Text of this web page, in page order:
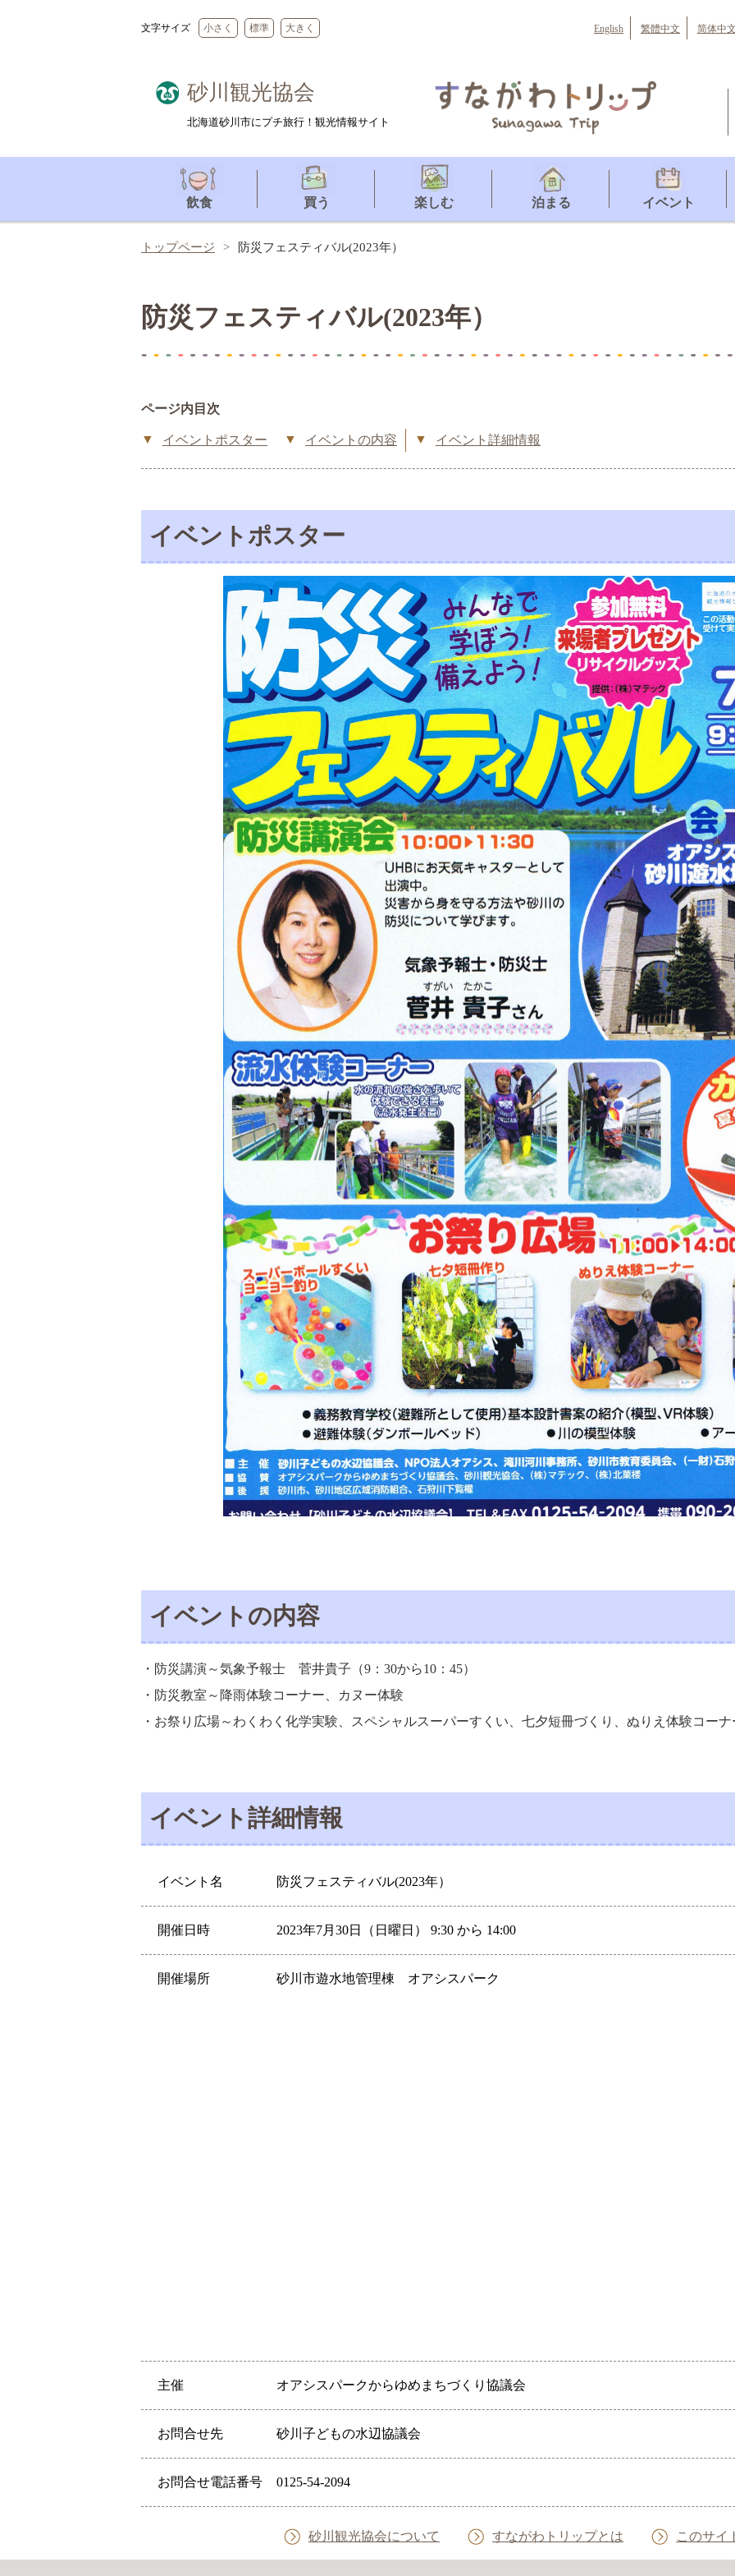
文字サイズ 小さく 標準 大きく English 繁體中文 简体中
砂川観光協会
北海道砂川市にプチ旅行！観光情報サイト
飲食 買う 楽しむ 泊まる イベント
トップページ 防災フェスティバル(2023年）
防災フェスティバル(2023年）
ページ内目次
イベントポスター イベントの内容 イベント詳細情報
イベントポスター
イベントの内容
・防災講演～気象予報士 菅井貴子（9：30から10：45）
・防災教室～降雨体験コーナー、カヌー体験
・お祭り広場～わくわく化学実験、スペシャルスーパーすくい、七夕短冊づくり、ぬりえ体験コーナ
イベント詳細情報
イベント名 防災フェスティバル(2023年）
開催日時 2023年7月30日（日曜日） 9:30 から 14:00
開催場所 砂川市遊水地管理棟 オアシスパーク
主催 オアシスパークからゆめまちづくり協議会
お問合せ先 砂川子どもの水辺協議会
お問合せ電話番号 0125-54-2094
砂川観光協会について すながわトリップとは このサイ